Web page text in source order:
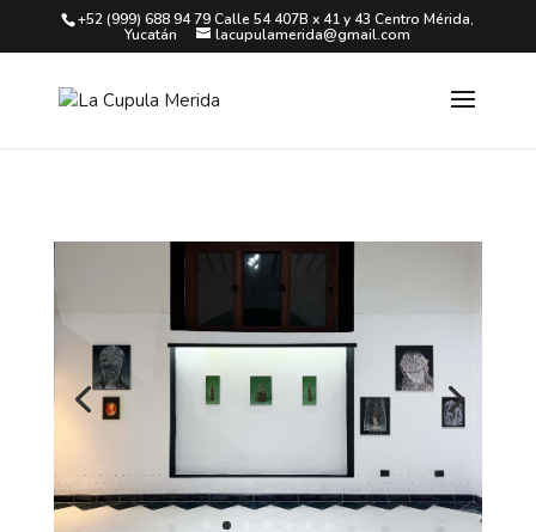
+52 (999) 688 94 79 Calle 54 407B x 41 y 43 Centro Mérida,
Yucatán
lacupulamerida@gmail.com